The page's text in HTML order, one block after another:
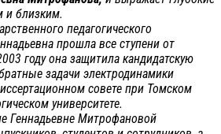
и близким.
педагогического
прошла все ступени от
году она защитила кандидатскую
задачи электродинамики
совете при Томском
университете.
Геннадьевне Митрофановой